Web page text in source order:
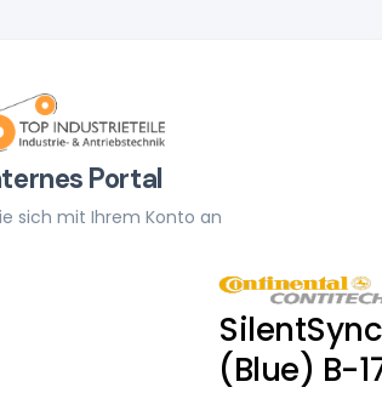
Portal
sich mit Ihrem Konto an
(Blue) B-